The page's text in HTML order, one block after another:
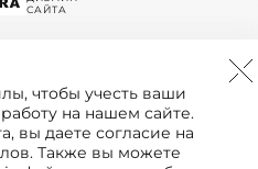
САЙТА
, чтобы учесть ваши
на нашем сайте.
вы даете согласие на
Также вы можете